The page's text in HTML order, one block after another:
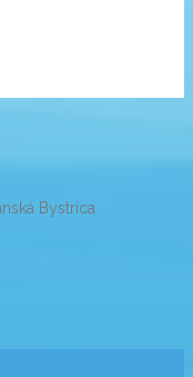
Bystrica